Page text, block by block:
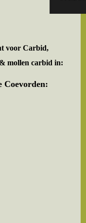
voorCarbid,
mollen carbid in:
Coevorden: